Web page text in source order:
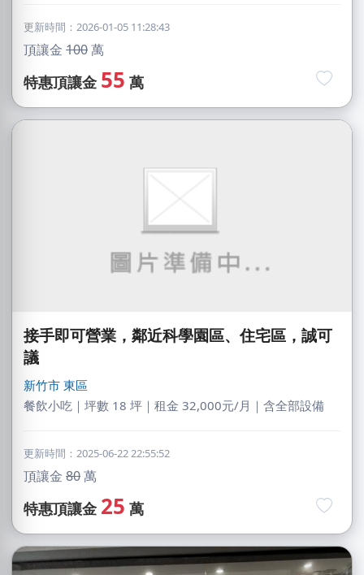
更新時間：2026-01-05 11:28:43
頂讓金 100萬
特惠頂讓金 55 萬
接手即可營業，鄰近科學園區、住宅區，誠可
議
新竹市 東區
餐飲小吃｜坪數 18 坪｜租金 32,000元/月｜含全部設備
更新時間：2025-06-22 22:55:52
頂讓金 80萬
特惠頂讓金 25 萬